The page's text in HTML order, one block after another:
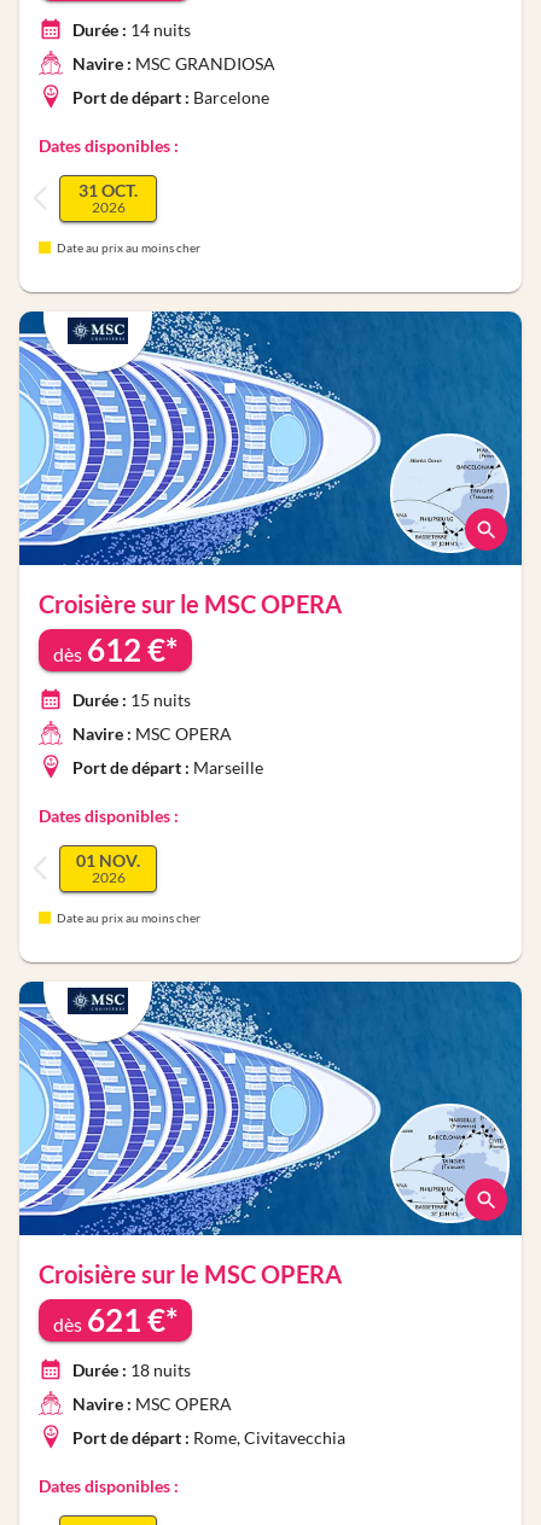
Durée : 14 nuits
Navire : MSC GRANDIOSA
Port de départ : Barcelone
Dates disponibles :
31 OCT.
2026
Date au prix au moins cher
Croisière sur le MSC OPERA
dès 612 €*
Durée : 15 nuits
Navire : MSC OPERA
Port de départ : Marseille
Dates disponibles :
01 NOV.
2026
Date au prix au moins cher
Croisière sur le MSC OPERA
dès 621 €*
Durée : 18 nuits
Navire : MSC OPERA
Port de départ : Rome, Civitavecchia
Dates disponibles :